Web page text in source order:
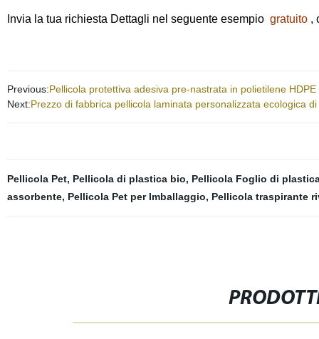
Invia la tua richiesta Dettagli nel seguente esempio gratuito ,
Previous:Pellicola protettiva adesiva pre-nastrata in polietilene
Next:Prezzo di fabbrica pellicola laminata personalizzata ecologica
Pellicola Pet, Pellicola di plastica bio, Pellicola Foglio di
assorbente, Pellicola Pet per Imballaggio, Pellicola traspirante